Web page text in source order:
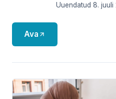
Uuendatud 8. juuli
Ava